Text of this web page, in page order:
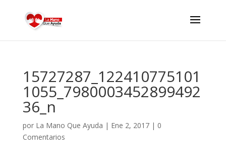
15727287_122410775101
1055_7980003452899492
36_n
por La Mano Que Ayuda | Ene 2, 2017| 0
Comentarios